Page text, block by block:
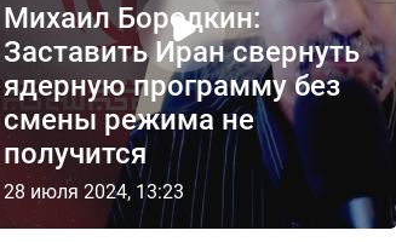
Михаил Бородкин:
Заставить Иран свернуть
ядерную программу без
смены режима не
получится
28 июля 2024, 13:23